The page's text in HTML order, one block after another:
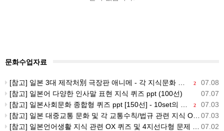
문화수업자료
2 07.08
[참고] 일본 3대 제작처別 극장판 애니메 - 각 지식문화 퀴즈 ppt 자료 (120선) : 스튜디오지브리, 신카이마코토, 호소다 마모루
07.07
[참고] 일본어 다양한 인사말 표현 지식 퀴즈 ppt (100선)
2 07.03
[참고] 일본사회문화 종합형 퀴즈 ppt [150선] - 10set의 문화 x 각 문화별 15문항
07.03
[참고] 일본 대중교통 문화 및 각 교통수칙/법규 관련 지식 OX 퀴즈 & 4지선다형 문제 (100선)
07.02
[참고] 일본언어생활 지식 관련 OX 퀴즈 및 4지선다형 문제 PPT (100 선)